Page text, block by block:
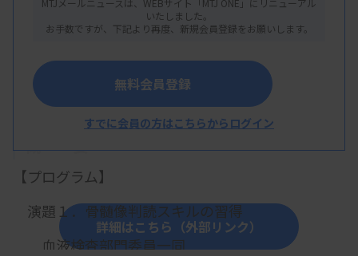
大阪府臨床検査技師会
概 要
【プログラム】
演題１．骨髄像判読スキルの習得
血液検査部門委員一同
詳細はこちら（外部リンク）
MTJメールニュースは、WEBサイト「MTJ ONE」にリニューアル
いたしました。
お手数ですが、下記より再度、新規会員登録をお願いします。
無料会員登録
すでに会員の方はこちらからログイン